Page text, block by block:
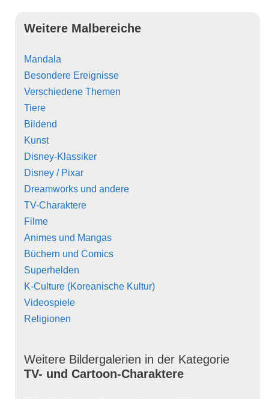
Weitere Malbereiche
Mandala
Besondere Ereignisse
Verschiedene Themen
Tiere
Bildend
Kunst
Disney-Klassiker
Disney / Pixar
Dreamworks und andere
TV-Charaktere
Filme
Animes und Mangas
Büchern und Comics
Superhelden
K-Culture (Koreanische Kultur)
Videospiele
Religionen
Weitere Bildergalerien in der Kategorie
TV- und Cartoon-Charaktere